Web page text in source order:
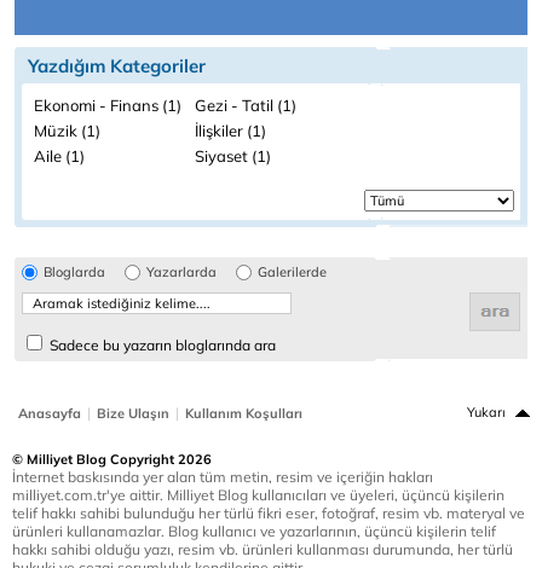
Yazdığım Kategoriler
Ekonomi - Finans (1)
Gezi - Tatil (1)
Müzik (1)
İlişkiler (1)
Aile (1)
Siyaset (1)
Bloglarda Yazarlarda Galerilerde
Sadece bu yazarın bloglarında ara
Anasayfa | Bize Ulaşın | Kullanım Koşulları Yukarı
© Milliyet Blog Copyright 2026
İnternet baskısında yer alan tüm metin, resim ve içeriğin hakları
milliyet.com.tr'ye aittir. Milliyet Blog kullanıcıları ve üyeleri, üçüncü kişilerin
telif hakkı sahibi bulunduğu her türlü fikri eser, fotoğraf, resim vb. materyal ve
ürünleri kullanamazlar. Blog kullanıcı ve yazarlarının, üçüncü kişilerin telif
hakkı sahibi olduğu yazı, resim vb. ürünleri kullanması durumunda, her türlü